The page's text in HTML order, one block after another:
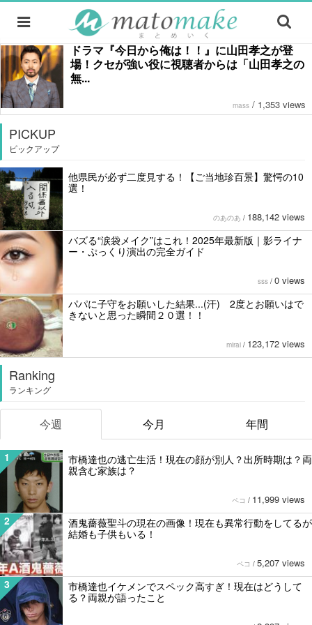
ドラマ『今日から俺は！！』に山田孝之が登
場！クセが強い役に視聴者からは「山田孝之の
無...
mass / 1,353 views
PICKUP
ピックアップ
他県民が必ず二度見する！【ご当地珍百景】驚愕の10
選！
のあのあ / 188,142 views
バズる“涙袋メイク”はこれ！2025年最新版｜影ライナ
ー・ぷっくり演出の完全ガイド
sss / 0 views
パパに子守をお願いした結果...(汗) 2度とお願いはで
きないと思った瞬間２０選！！
mirai / 123,172 views
Ranking
ランキング
今週 今月 年間
1
市橋達也の逃亡生活！現在の顔が別人？出所時期は？両
親含む家族は？
ペコ / 11,999 views
2
酒鬼薔薇聖斗の現在の画像！現在も異常行動をしてるが
結婚も子供もいる！
ペコ / 5,207 views
3
市橋達也イケメンでスペック高すぎ！現在はどうして
る？両親が語ったこと